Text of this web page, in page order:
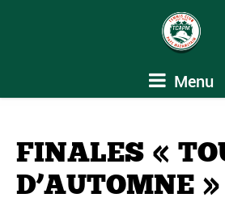
Menu
FINALES «
D’AUTOMNE »